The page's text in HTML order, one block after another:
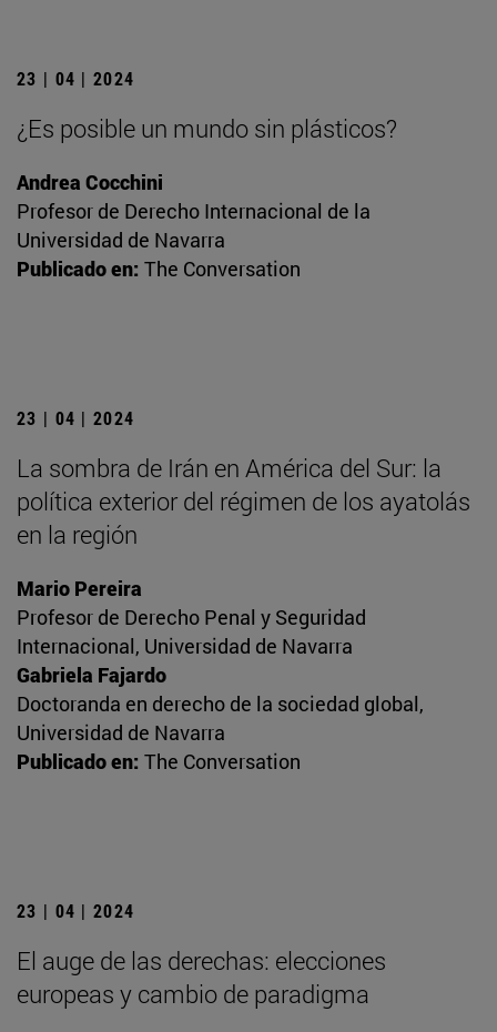
23 | 04 | 2024
¿Es posible un mundo sin plásticos?
Andrea Cocchini
Profesor de Derecho Internacional de la
Universidad de Navarra
Publicado en: The Conversation
23 | 04 | 2024
La sombra de Irán en América del Sur: la
política exterior del régimen de los ayatolás
en la región
Mario Pereira
Profesor de Derecho Penal y Seguridad
Internacional, Universidad de Navarra
Gabriela Fajardo
Doctoranda en derecho de la sociedad global,
Universidad de Navarra
Publicado en: The Conversation
23 | 04 | 2024
El auge de las derechas: elecciones
europeas y cambio de paradigma